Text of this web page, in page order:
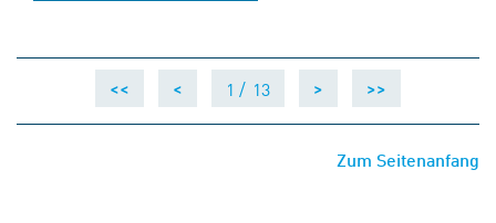
<< < 1 / 13 > >>
Zum Seitenanfang